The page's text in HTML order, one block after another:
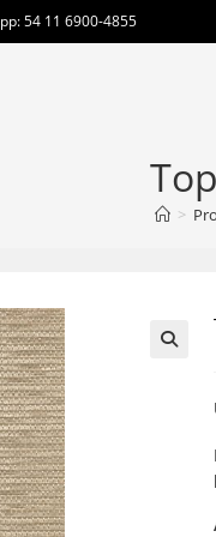
54 11 6900-4855
>